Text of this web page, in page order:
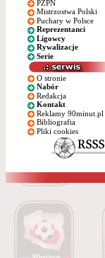
PZPN
Mistrzostwa Polski
Puchary w Polsce
Reprezentanci
Ligowcy
Rywalizacje
Serie
O stronie
Nabór
Redakcja
Kontakt
Reklamy 90minut.pl
Bibliografia
Pliki cookies